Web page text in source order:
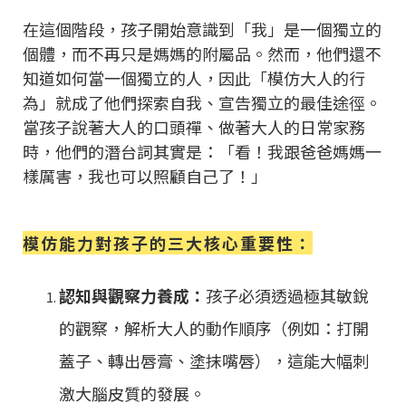
在這個階段，孩子開始意識到「我」是一個獨立的
個體，而不再只是媽媽的附屬品。然而，他們還不
知道如何當一個獨立的人，因此「模仿大人的行
為」就成了他們探索自我、宣告獨立的最佳途徑。
當孩子說著大人的口頭禪、做著大人的日常家務
時，他們的潛台詞其實是：「看！我跟爸爸媽媽一
樣厲害，我也可以照顧自己了！」
模仿能力對孩子的三大核心重要性：
認知與觀察力養成： 孩子必須透過極其敏銳
的觀察，解析大人的動作順序（例如：打開
蓋子、轉出唇膏、塗抹嘴唇），這能大幅刺
激大腦皮質的發展。